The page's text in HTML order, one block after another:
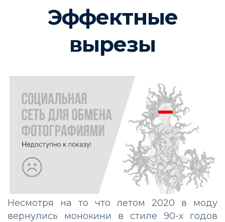
Эффектные
вырезы
Несмотря на то что летом 2020 в моду
вернулись монокини в стиле 90-х годов